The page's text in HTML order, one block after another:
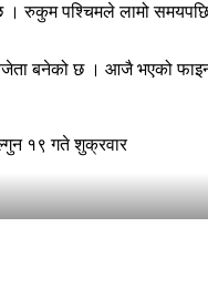
। रुकुम पश्चिमले लामो
बनेको छ । आजै भएको
१९ गते शुक्रवार